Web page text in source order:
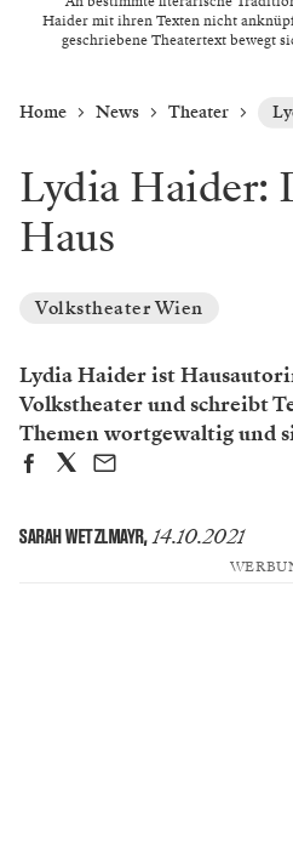
Haider mit ihren Texten nicht
geschriebene Theatertext bewegt
Home News Theater
Lydia Haider:
Haus
Volkstheater Wien
Lydia Haider ist
Volkstheater und schreibt
Themen wortgewaltig und
SARAH WETZLMAYR, 14.10.2021